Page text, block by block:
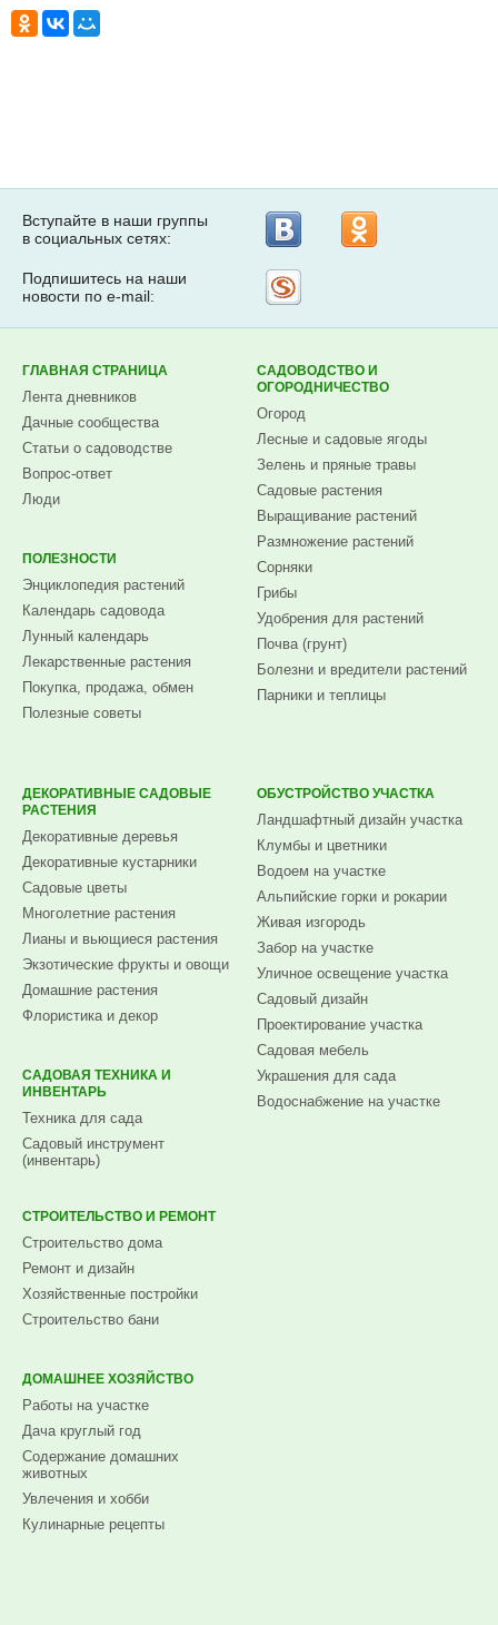
Вступайте в наши группы
в социальных сетях:
Подпишитесь на наши
новости по e-mail:
ГЛАВНАЯ СТРАНИЦА
Лента дневников
Дачные сообщества
Статьи о садоводстве
Вопрос-ответ
Люди
ПОЛЕЗНОСТИ
Энциклопедия растений
Календарь садовода
Лунный календарь
Лекарственные растения
Покупка, продажа, обмен
Полезные советы
САДОВОДСТВО И
ОГОРОДНИЧЕСТВО
Огород
Лесные и садовые ягоды
Зелень и пряные травы
Садовые растения
Выращивание растений
Размножение растений
Сорняки
Грибы
Удобрения для растений
Почва (грунт)
Болезни и вредители растений
Парники и теплицы
ДЕКОРАТИВНЫЕ САДОВЫЕ
РАСТЕНИЯ
Декоративные деревья
Декоративные кустарники
Садовые цветы
Многолетние растения
Лианы и вьющиеся растения
Экзотические фрукты и овощи
Домашние растения
Флористика и декор
САДОВАЯ ТЕХНИКА И
ИНВЕНТАРЬ
Техника для сада
Садовый инструмент
(инвентарь)
ОБУСТРОЙСТВО УЧАСТКА
Ландшафтный дизайн участка
Клумбы и цветники
Водоем на участке
Альпийские горки и рокарии
Живая изгородь
Забор на участке
Уличное освещение участка
Садовый дизайн
Проектирование участка
Садовая мебель
Украшения для сада
Водоснабжение на участке
СТРОИТЕЛЬСТВО И РЕМОНТ
Строительство дома
Ремонт и дизайн
Хозяйственные постройки
Строительство бани
ДОМАШНЕЕ ХОЗЯЙСТВО
Работы на участке
Дача круглый год
Содержание домашних
животных
Увлечения и хобби
Кулинарные рецепты